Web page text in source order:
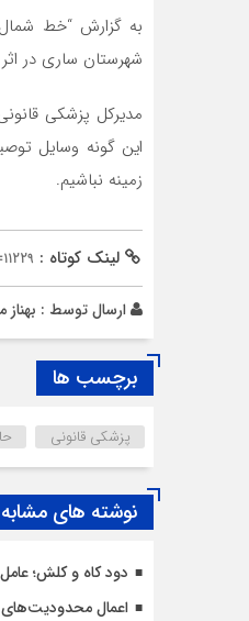
شهرستان ساری در
مدیرکل پزشکی
اين گونه وسايل
زمينه نباشيم.
لینک کوتاه :
ارسال توسط :
برچسب ها
پزشکی قانونی
نوشته های مشابه
دود کاه و کلش؛
اعمال